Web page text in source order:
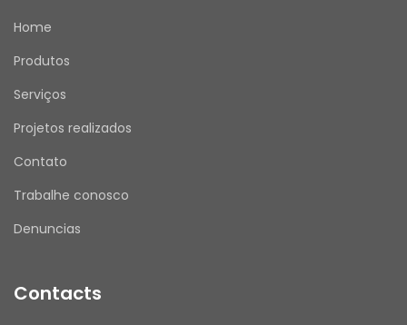
Home
Produtos
Serviços
Projetos realizados
Contato
Trabalhe conosco
Denuncias
Contacts